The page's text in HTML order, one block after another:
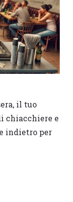
il tuo
chiacchiere e
indietro per